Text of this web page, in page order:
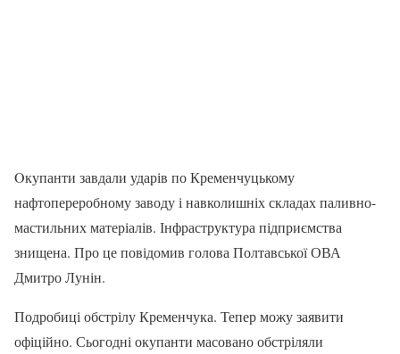
Oкупанти завдали ударів по Кременчуцькому
нафтопереробному заводу і навколишніх складах паливно-
мастильних матеріалів. Інфраструктура підприємства
знищена. Про це повідомив голова Полтавської ОВА
Дмитро Лунін.
Подробиці обстрілу Кременчука. Тепер можу заявити
офіційно. Сьогодні окупанти масовано обстріляли